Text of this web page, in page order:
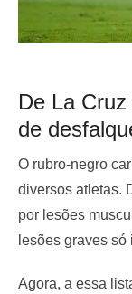
De La
de
O rubro-negro
diversos atletas.
por lesões
lesões graves
Agora, a essa